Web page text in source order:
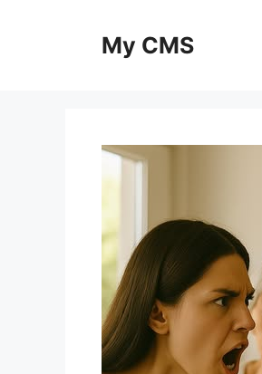
My CMS